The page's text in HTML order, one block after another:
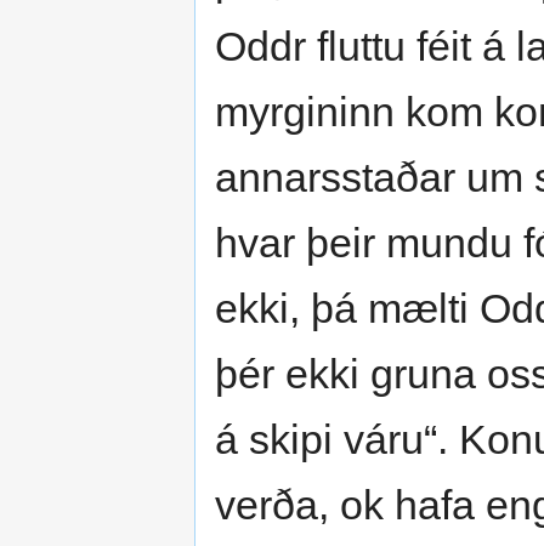
Oddr fluttu féit á
myrgininn kom
annarsstaðar um
hvar þeir mundu
ekki, þá mælti
þér ekki gruna
á skipi váru“.
verða, ok hafa